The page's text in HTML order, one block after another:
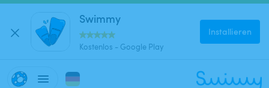
Swimmy
Kostenlos - Google Play
Installieren